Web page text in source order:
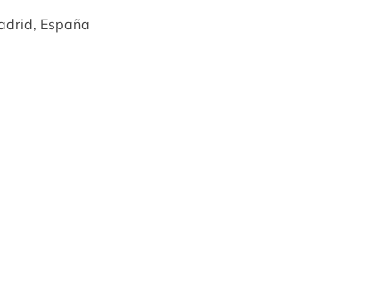
España